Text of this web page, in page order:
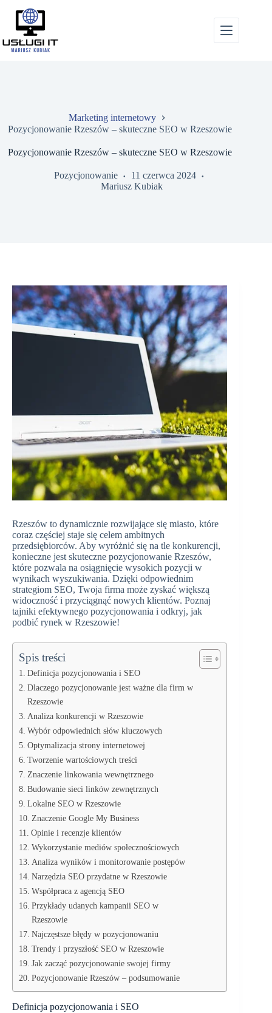
treści
Marketing internetowy
Pozycjonowanie Rzeszów – skuteczne SEO w Rzeszowie
Pozycjonowanie Rzeszów – skuteczne SEO w Rzeszowie
Pozycjonowanie
11 czerwca 2024
Mariusz Kubiak
Rzeszów to dynamicznie rozwijające się miasto, które
coraz częściej staje się celem ambitnych
przedsiębiorców. Aby wyróżnić się na tle konkurencji,
konieczne jest skuteczne pozycjonowanie Rzeszów,
które pozwala na osiągnięcie wysokich pozycji w
wynikach wyszukiwania. Dzięki odpowiednim
strategiom SEO, Twoja firma może zyskać większą
widoczność i przyciągnąć nowych klientów. Poznaj
tajniki efektywnego pozycjonowania i odkryj, jak
podbić rynek w Rzeszowie!
Spis treści
Definicja pozycjonowania i SEO
Dlaczego pozycjonowanie jest ważne dla firm w
Rzeszowie
Analiza konkurencji w Rzeszowie
Wybór odpowiednich słów kluczowych
Optymalizacja strony internetowej
Tworzenie wartościowych treści
Znaczenie linkowania wewnętrznego
Budowanie sieci linków zewnętrznych
Lokalne SEO w Rzeszowie
Znaczenie Google My Business
Opinie i recenzje klientów
Wykorzystanie mediów społecznościowych
Analiza wyników i monitorowanie postępów
Narzędzia SEO przydatne w Rzeszowie
Współpraca z agencją SEO
Przykłady udanych kampanii SEO w
Rzeszowie
Najczęstsze błędy w pozycjonowaniu
Trendy i przyszłość SEO w Rzeszowie
Jak zacząć pozycjonowanie swojej firmy
Pozycjonowanie Rzeszów – podsumowanie
Definicja pozycjonowania i SEO